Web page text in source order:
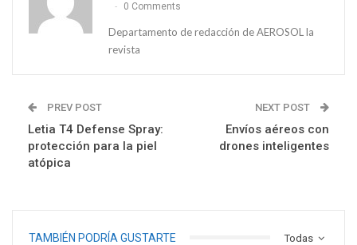
0 Comments
Departamento de redacción de AEROSOL la
revista
PREV POST
Letia T4 Defense Spray:
protección para la piel
atópica
NEXT POST
Envíos aéreos con
drones inteligentes
Todas
TAMBIÉN PODRÍA GUSTARTE